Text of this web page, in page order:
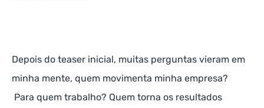
Depois do teaser inicial, muitas perguntas vieram em
minha mente, quem movimenta minha empresa?
Para quem trabalho? Quem torna os resultados